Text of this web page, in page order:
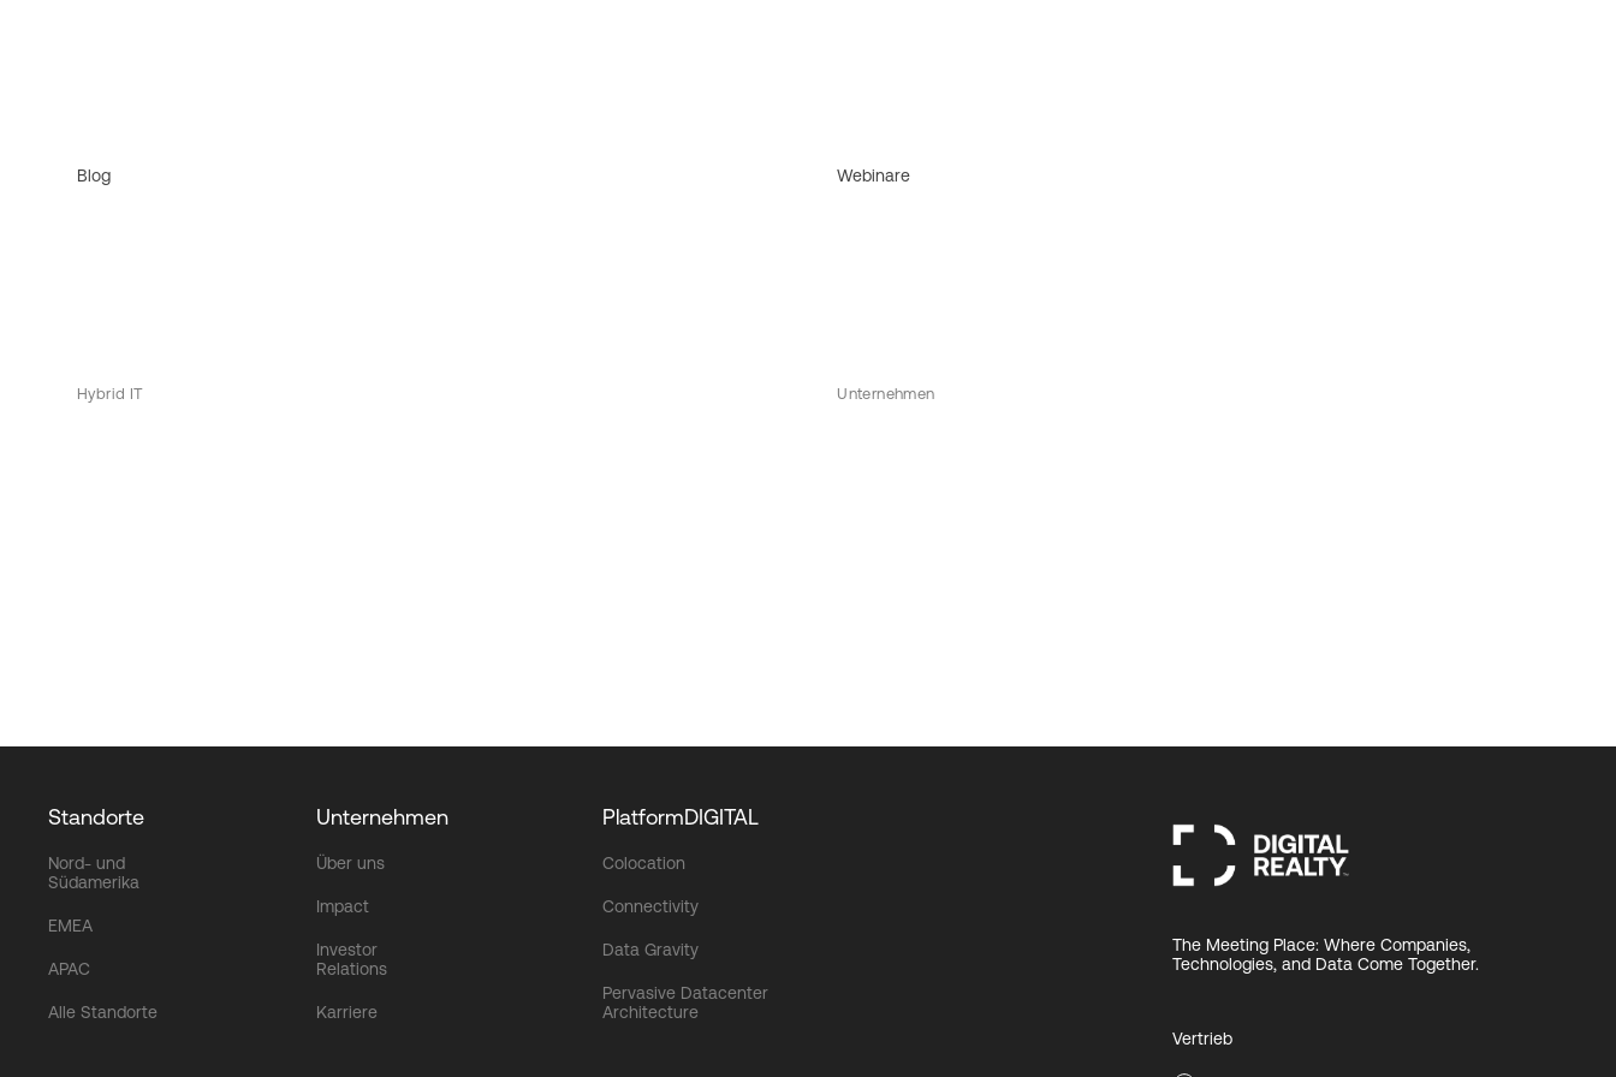
Blog
Hybrid IT
Webinare
Unternehmen
Standorte
Nord- und
Südamerika
EMEA
APAC
Alle Standorte
Unternehmen
Über uns
Impact
Investor
Relations
Karriere
PlatformDIGITAL
Colocation
Connectivity
Data Gravity
Pervasive Datacenter
Architecture
The Meeting Place: Where Companies,
Technologies, and Data Come Together.
Vertrieb